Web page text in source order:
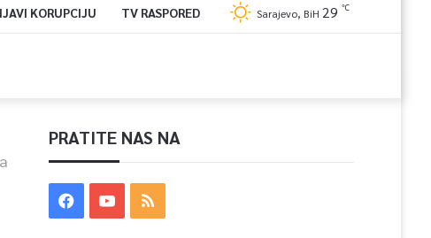
KORUPCIJU TV RASPORED Sarajevo, BiH 29 ℃
PRATITE NAS NA